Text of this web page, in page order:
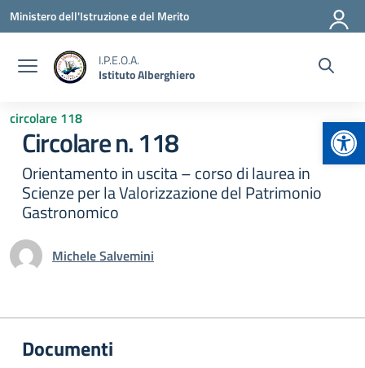
Vai ai contenuti
Vai al menu di navigazione
Vai al footer
Ministero dell'Istruzione e del Merito
I.P.E.O.A.
Istituto Alberghiero
circolare 118
Circolare n. 118
Orientamento in uscita – corso di laurea in
Scienze per la Valorizzazione del Patrimonio
Gastronomico
Michele Salvemini
Documenti